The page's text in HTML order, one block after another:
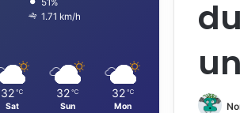
1.71 km/h
32 ℃
Sat
32 ℃
Sun
32 ℃
Mon